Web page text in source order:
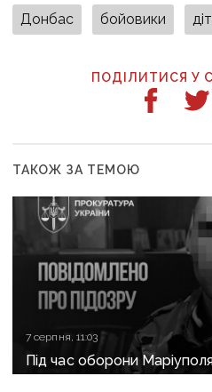
Донбас бойовики
ПОДІЛИТИСЯ У
ТАКОЖ ЗА ТЕМОЮ
7 серпня, 11:03
Під час оборони